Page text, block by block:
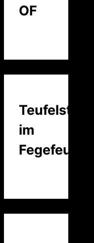
OF
Teufelstalk
im
Fegefeuer